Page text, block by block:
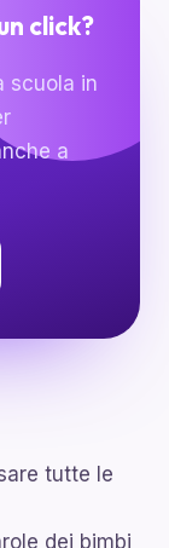
click?
scuola in
a
tutte le
dei bimbi